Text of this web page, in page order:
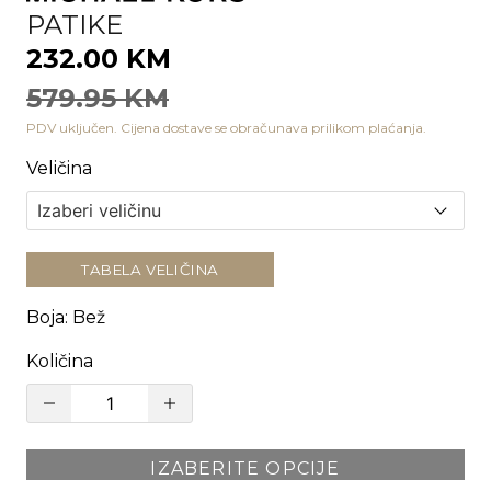
PATIKE
232.00 KM
579.95 KM
PDV uključen. Cijena dostave se obračunava prilikom plaćanja.
Veličina
TABELA VELIČINA
Boja: Bež
Količina
IZABERITE OPCIJE